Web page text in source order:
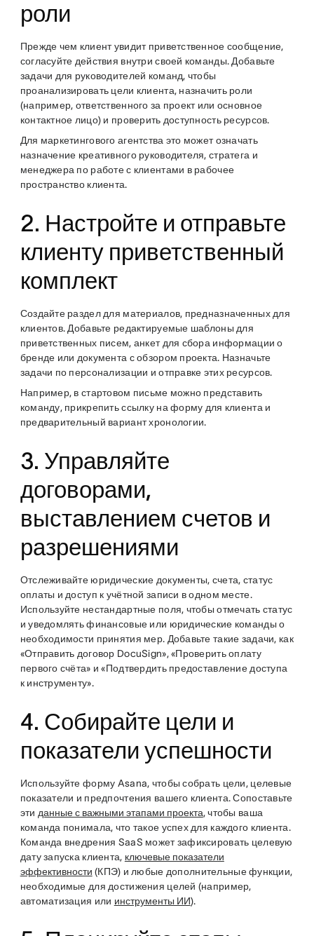
роли
Прежде чем клиент увидит приветственное сообщение,
согласуйте действия внутри своей команды. Добавьте
задачи для руководителей команд, чтобы
проанализировать цели клиента, назначить роли
(например, ответственного за проект или основное
контактное лицо) и проверить доступность ресурсов.
Для маркетингового агентства это может означать
назначение креативного руководителя, стратега и
менеджера по работе с клиентами в рабочее
пространство клиента.
2. Настройте и отправьте
клиенту приветственный
комплект
Создайте раздел для материалов, предназначенных для
клиентов. Добавьте редактируемые шаблоны для
приветственных писем, анкет для сбора информации о
бренде или документа с обзором проекта. Назначьте
задачи по персонализации и отправке этих ресурсов.
Например, в стартовом письме можно представить
команду, прикрепить ссылку на форму для клиента и
предварительный вариант хронологии.
3. Управляйте
договорами,
выставлением счетов и
разрешениями
Отслеживайте юридические документы, счета, статус
оплаты и доступ к учётной записи в одном месте.
Используйте нестандартные поля, чтобы отмечать статус
и уведомлять финансовые или юридические команды о
необходимости принятия мер. Добавьте такие задачи, как
«Отправить договор DocuSign», «Проверить оплату
первого счёта» и «Подтвердить предоставление доступа
к инструменту».
4. Собирайте цели и
показатели успешности
Используйте форму Asana, чтобы собрать цели, целевые
показатели и предпочтения вашего клиента. Сопоставьте
эти данные с важными этапами проекта, чтобы ваша
команда понимала, что такое успех для каждого клиента.
Команда внедрения SaaS может зафиксировать целевую
дату запуска клиента, ключевые показатели
эффективности (КПЭ) и любые дополнительные функции,
необходимые для достижения целей (например,
автоматизация или инструменты ИИ).